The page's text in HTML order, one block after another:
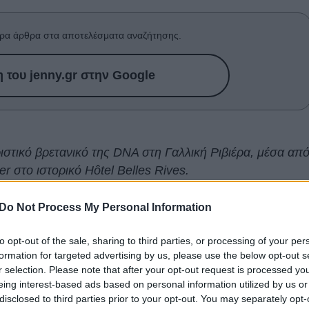
Do Not Process My Personal Information
opt-out of the sale, sharing to third parties, or processing of your
for targeted advertising by us, please use the below opt-out
selection. Please note that after your opt-out request is processed
interest-based ads based on personal information utilized by us
to third parties prior to your opt-out. You may separately
άρθρα στα αποτελέσματα αναζήτησης.
του jenny.gr στην Google
βρετανικό της DNA στη Γαλλική Ριβιέρα, μέσα από
στο ιστορικό Hôtel Belles Rives.
στην περιοχή Cap d’Antibes, γνωστό για τη
πιο πολυσυζητημένους fashion προορισμούς της
τη χαλαρή κομψότητα της Μεσογείου